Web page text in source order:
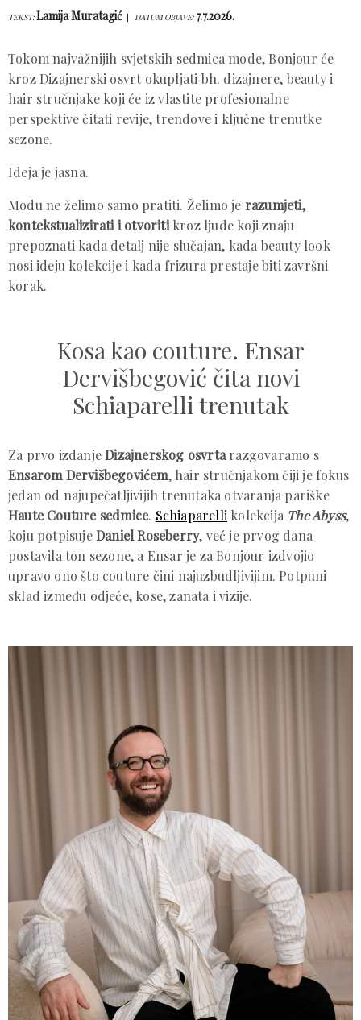
TEKST:Lamija Muratagić DATUM OBJAVE: 7.7.2026.
Tokom najvažnijih svjetskih sedmica mode, Bonjour će
kroz Dizajnerski osvrt okupljati bh. dizajnere, beauty i
hair stručnjake koji će iz vlastite profesionalne
perspektive čitati revije, trendove i ključne trenutke
sezone.
Ideja je jasna.
Modu ne želimo samo pratiti. Želimo je razumjeti,
kontekstualizirati i otvoritikroz ljude koji znaju
prepoznati kada detalj nije slučajan, kada beauty look
nosi ideju kolekcije i kada frizura prestaje biti završni
korak.
Kosa kao couture. Ensar
Dervišbegović čita novi
Schiaparelli trenutak
Za prvo izdanjeDizajnerskog osvrtarazgovaramo s
Ensarom Dervišbegovićem, hair stručnjakom čiji je fokus
jedan od najupečatljivijih trenutaka otvaranja pariške
Haute Couture sedmice. Schiaparelli kolekcija The Abyss,
koju potpisujeDaniel Roseberry, već je prvog dana
postavila ton sezone, a Ensar je za Bonjour izdvojio
upravo ono što couture čini najuzbudljivijim. Potpuni
sklad između odjeće, kose, zanata i vizije.